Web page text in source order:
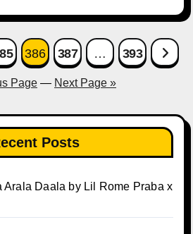
386 387 … 393
Page — Next Page »
Posts
Arala Daala by Lil Rome Praba x